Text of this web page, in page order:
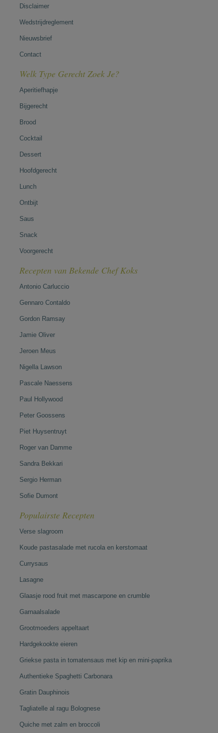
Disclaimer
Wedstrijdreglement
Nieuwsbrief
Contact
Welk Type Gerecht Zoek Je?
Aperitiefhapje
Bijgerecht
Brood
Cocktail
Dessert
Hoofdgerecht
Lunch
Ontbijt
Saus
Snack
Voorgerecht
Recepten van Bekende Chef Koks
Antonio Carluccio
Gennaro Contaldo
Gordon Ramsay
Jamie Oliver
Jeroen Meus
Nigella Lawson
Pascale Naessens
Paul Hollywood
Peter Goossens
Piet Huysentruyt
Roger van Damme
Sandra Bekkari
Sergio Herman
Sofie Dumont
Populairste Recepten
Verse slagroom
Koude pastasalade met rucola en kerstomaat
Currysaus
Lasagne
Glaasje rood fruit met mascarpone en crumble
Garnaalsalade
Grootmoeders appeltaart
Hardgekookte eieren
Griekse pasta in tomatensaus met kip en mini-paprika
Authentieke Spaghetti Carbonara
Gratin Dauphinois
Tagliatelle al ragu Bolognese
Quiche met zalm en broccoli